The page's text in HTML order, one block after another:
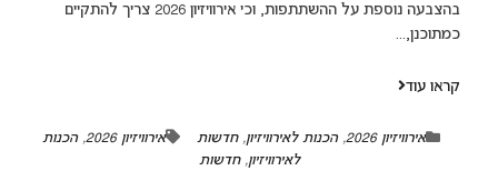
בהצבעה נוספת על ההשתתפות, וכי אירוויזיון 2026 צריך להתקיים
כמתוכנן,...
קראו עוד
אירוויזיון 2026 ,הכנות לאירוויזיון,חדשות אירוויזיון 2026 ,הכנות
לאירוויזיון,חדשות